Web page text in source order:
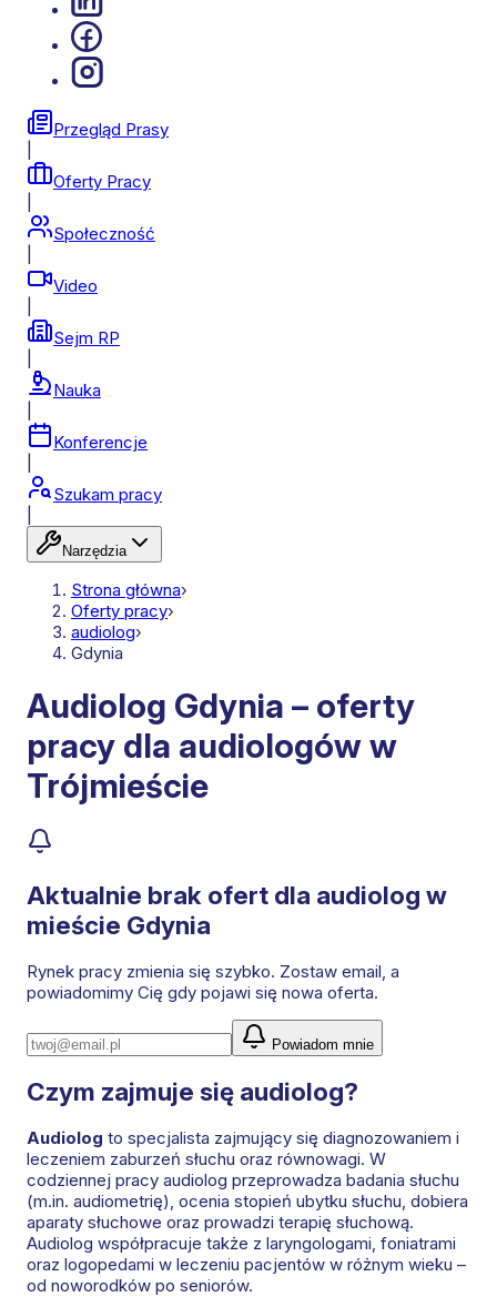
Przegląd Prasy
Oferty Pracy
Społeczność
Video
Sejm RP
Nauka
Konferencje
Szukam pracy
Narzędzia
Strona główna›
Oferty pracy›
audiolog›
Gdynia
Audiolog Gdynia – oferty
pracy dla audiologów w
Trójmieście
Aktualnie brak ofert dla audiolog w
mieście Gdynia
Rynek pracy zmienia się szybko. Zostaw email, a
powiadomimy Cię gdy pojawi się nowa oferta.
Powiadom mnie
Czym zajmuje się audiolog?
Audiolog to specjalista zajmujący się diagnozowaniem i
leczeniem zaburzeń słuchu oraz równowagi. W
codziennej pracy audiolog przeprowadza badania słuchu
(m.in. audiometrię), ocenia stopień ubytku słuchu, dobiera
aparaty słuchowe oraz prowadzi terapię słuchową.
Audiolog współpracuje także z laryngologami, foniatrami
oraz logopedami w leczeniu pacjentów w różnym wieku –
od noworodków po seniorów.